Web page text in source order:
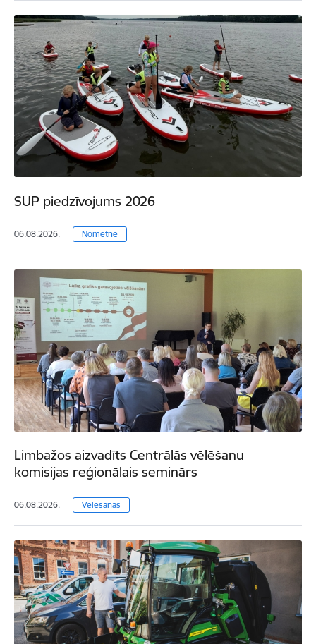
SUP piedzīvojums 2026
06.08.2026. Nometne
Limbažos aizvadīts Centrālās vēlēšanu
komisijas reģionālais seminārs
06.08.2026. Vēlēšanas